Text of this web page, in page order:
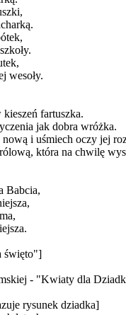
wesoły.
fartuszka.
jak dobra wróżka.
i uśmiech oczy jej
która na chwilę
Babcia,
święto"]
- "Kwiaty dla
rysunek dziadka]